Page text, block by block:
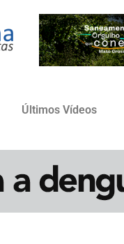
Últimos Vídeos